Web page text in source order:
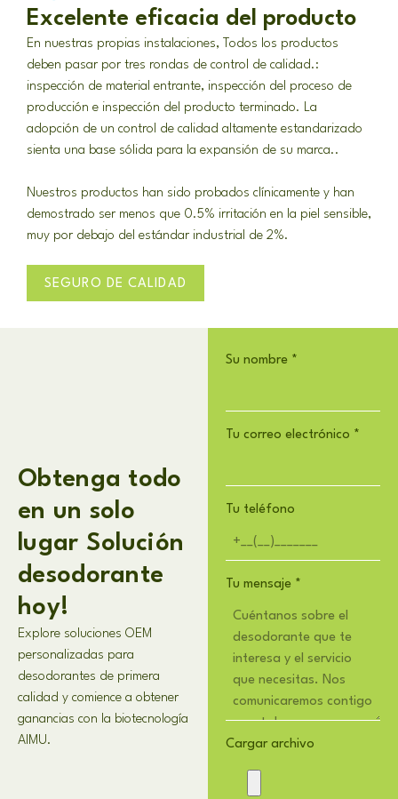
Excelente eficacia del producto
En nuestras propias instalaciones, Todos los productos
deben pasar por tres rondas de control de calidad.:
inspección de material entrante, inspección del proceso de
producción e inspección del producto terminado. La
adopción de un control de calidad altamente estandarizado
sienta una base sólida para la expansión de su marca..
Nuestros productos han sido probados clínicamente y han
demostrado ser menos que 0.5% irritación en la piel sensible,
muy por debajo del estándar industrial de 2%.
SEGURO DE CALIDAD
Obtenga todo
en un solo
lugar Solución
desodorante
hoy!
Explore soluciones OEM
personalizadas para
desodorantes de primera
calidad y comience a obtener
ganancias con la biotecnología
AIMU.
Su nombre *
Tu correo electrónico *
Tu teléfono
Tu mensaje *
Cargar archivo